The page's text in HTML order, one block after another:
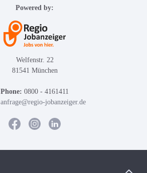
Powered by:
Welfenstr. 22
81541 München
Phone: 0800 - 4161411
anfrage@regio-jobanzeiger.de